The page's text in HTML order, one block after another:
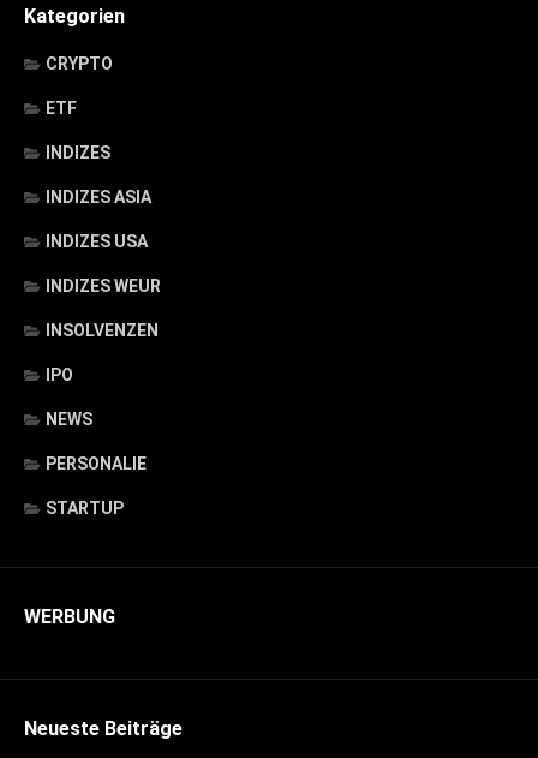
Kategorien
CRYPTO
ETF
INDIZES
INDIZES ASIA
INDIZES USA
INDIZES WEUR
INSOLVENZEN
IPO
NEWS
PERSONALIE
STARTUP
WERBUNG
Neueste Beiträge